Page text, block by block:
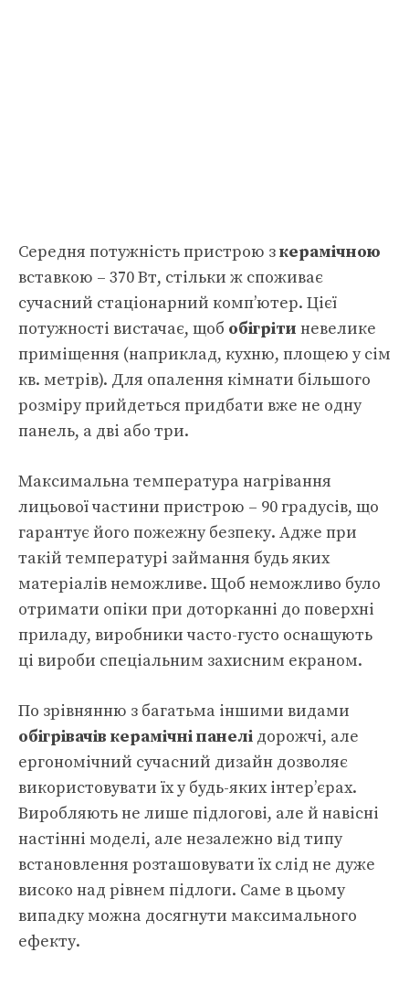
Середня потужність пристрою зкерамічною
вставкою – 370 Вт, стільки ж споживає
сучасний стаціонарний комп’ютер. Цієї
потужності вистачає, щоб обігріти невелике
приміщення (наприклад, кухню, площею у сім
кв. метрів). Для опалення кімнати більшого
розміру прийдеться придбати вже не одну
панель, а дві або три.
Максимальна температура нагрівання
лицьової частини пристрою – 90 градусів, що
гарантує його пожежну безпеку. Адже при
такій температурі займання будь яких
матеріалів неможливе. Щоб неможливо було
отримати опіки при доторканні до поверхні
приладу, виробники часто-густо оснащують
ці вироби спеціальним захисним екраном.
По зрівнянню з багатьма іншими видами
обігрівачів керамічні панелі дорожчі, але
ергономічний сучасний дизайн дозволяє
використовувати їх у будь-яких інтер’єрах.
Виробляють не лише підлогові, але й навісні
настінні моделі, але незалежно від типу
встановлення розташовувати їх слід не дуже
високо над рівнем підлоги. Саме в цьому
випадку можна досягнути максимального
ефекту.